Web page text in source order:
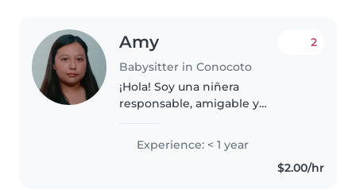
Amy
Babysitter in Conocoto
2
¡Hola! Soy una niñera
responsable, amigable y
por el cuidado de bebés y niños
pequeños. Aunque soy nueva en
el ámbito de la niñera, tengo
Experience: < 1 year
$2.00/hr